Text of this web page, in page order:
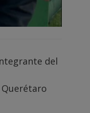
del